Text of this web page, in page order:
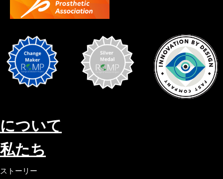
について
私たち
ストーリー